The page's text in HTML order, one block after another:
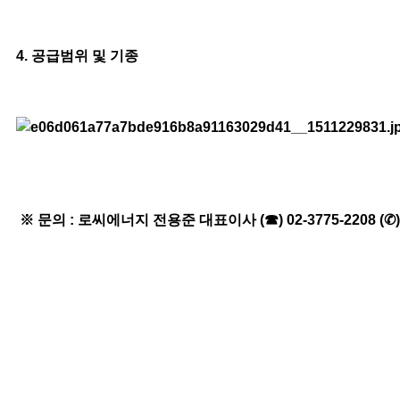
4. 공급범위 및 기종
※ 문의 : 로씨에너지 전용준 대표이사 (☎) 02-3775-2208